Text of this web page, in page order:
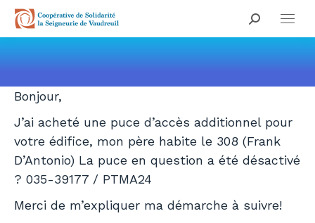
Search:
Vous êtes ici :
Bonjour,
J’ai acheté une puce d’accès additionnel pour
votre édifice, mon père habite le 308 (Frank
D’Antonio) La puce en question a été désactivé
? 035-39177 / PTMA24
Merci de m’expliquer ma démarche à suivre!